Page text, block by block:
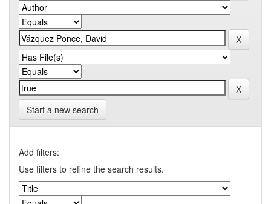
Start a new search
Add filters:
Use filters to refine the search results.